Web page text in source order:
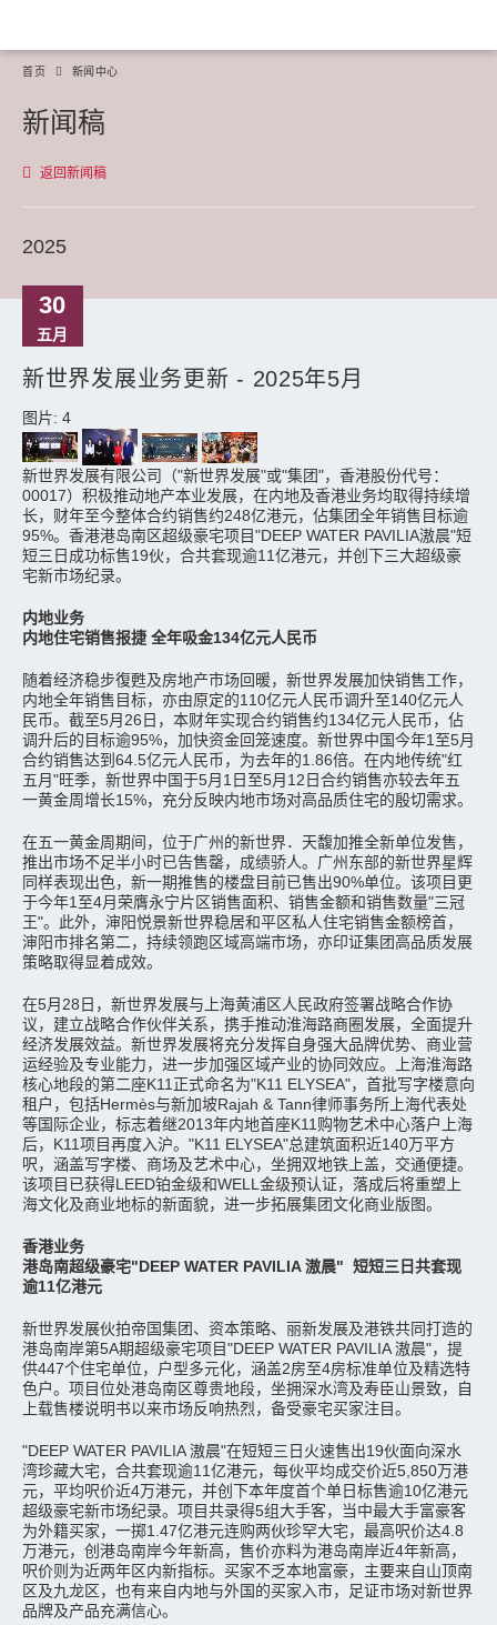
首页 新闻中心
新闻稿
返回新闻稿
2025
30
五月
新世界发展业务更新 - 2025年5月
图片: 4
新世界发展有限公司（"新世界发展"或"集团"，香港股份代号：
00017）积极推动地产本业发展，在内地及香港业务均取得持续增
长，财年至今整体合约销售约248亿港元，佔集团全年销售目标逾
95%。香港港岛南区超级豪宅项目"DEEP WATER PAVILIA滶晨"短
短三日成功标售19伙，合共套现逾11亿港元，并创下三大超级豪
宅新市场纪录。
内地业务
内地住宅销售报捷 全年吸金134亿元人民币
随着经济稳步復甦及房地产市场回暖，新世界发展加快销售工作，
内地全年销售目标，亦由原定的110亿元人民币调升至140亿元人
民币。截至5月26日，本财年实现合约销售约134亿元人民币，佔
调升后的目标逾95%，加快资金回笼速度。新世界中国今年1至5月
合约销售达到64.5亿元人民币，为去年的1.86倍。在内地传统"红
五月"旺季，新世界中国于5月1日至5月12日合约销售亦较去年五
一黄金周增长15%，充分反映内地市场对高品质住宅的殷切需求。
在五一黄金周期间，位于广州的新世界．天馥加推全新单位发售，
推出市场不足半小时已告售罄，成绩骄人。广州东部的新世界星辉
同样表现出色，新一期推售的楼盘目前已售出90%单位。该项目更
于今年1至4月荣膺永宁片区销售面积、销售金额和销售数量"三冠
王"。此外，渖阳悦景新世界稳居和平区私人住宅销售金额榜首，
渖阳市排名第二，持续领跑区域高端市场，亦印证集团高品质发展
策略取得显着成效。
在5月28日，新世界发展与上海黄浦区人民政府签署战略合作协
议，建立战略合作伙伴关系，携手推动淮海路商圈发展，全面提升
经济发展效益。新世界发展将充分发挥自身强大品牌优势、商业营
运经验及专业能力，进一步加强区域产业的协同效应。上海淮海路
核心地段的第二座K11正式命名为"K11 ELYSEA"，首批写字楼意向
租户，包括Hermès与新加坡Rajah & Tann律师事务所上海代表处
等国际企业，标志着继2013年内地首座K11购物艺术中心落户上海
后，K11项目再度入沪。"K11 ELYSEA"总建筑面积近140万平方
呎，涵盖写字楼、商场及艺术中心，坐拥双地铁上盖，交通便捷。
该项目已获得LEED铂金级和WELL金级预认证，落成后将重塑上
海文化及商业地标的新面貌，进一步拓展集团文化商业版图。
香港业务
港岛南超级豪宅"DEEP WATER PAVILIA 滶晨" 短短三日共套现
逾11亿港元
新世界发展伙拍帝国集团、资本策略、丽新发展及港铁共同打造的
港岛南岸第5A期超级豪宅项目"DEEP WATER PAVILIA 滶晨"，提
供447个住宅单位，户型多元化，涵盖2房至4房标准单位及精选特
色户。项目位处港岛南区尊贵地段，坐拥深水湾及寿臣山景致，自
上载售楼说明书以来市场反响热烈，备受豪宅买家注目。
"DEEP WATER PAVILIA 滶晨"在短短三日火速售出19伙面向深水
湾珍藏大宅，合共套现逾11亿港元，每伙平均成交价近5,850万港
元，平均呎价近4万港元，并创下本年度首个单日标售逾10亿港元
超级豪宅新市场纪录。项目共录得5组大手客，当中最大手富豪客
为外籍买家，一掷1.47亿港元连购两伙珍罕大宅，最高呎价达4.8
万港元，创港岛南岸今年新高，售价亦料为港岛南岸近4年新高，
呎价则为近两年区内新指标。买家不乏本地富豪，主要来自山顶南
区及九龙区，也有来自内地与外国的买家入市，足证市场对新世界
品牌及产品充满信心。